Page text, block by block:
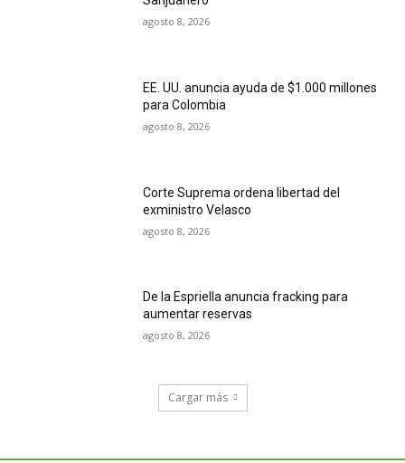
agosto 8, 2026
EE. UU. anuncia ayuda de $1.000 millones
para Colombia
agosto 8, 2026
Corte Suprema ordena libertad del
exministro Velasco
agosto 8, 2026
De la Espriella anuncia fracking para
aumentar reservas
agosto 8, 2026
Cargar más